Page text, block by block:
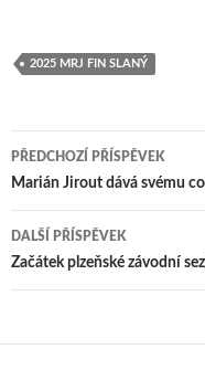
2025 MRJ FIN SLANÝ
Navigace
pro
příspěvek
PŘEDCHOZÍ PŘÍSPĚVEK
Marián Jirout dává svému
DALŠÍ PŘÍSPĚVEK
Začátek plzeňské závodní